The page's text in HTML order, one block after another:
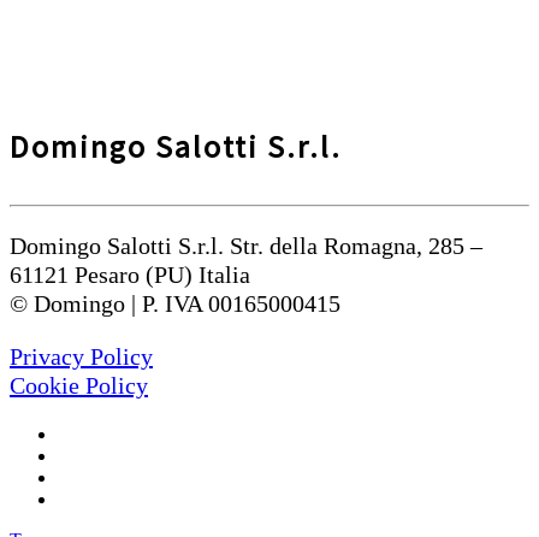
Domingo Salotti S.r.l.
Domingo Salotti S.r.l. Str. della Romagna, 285 –
61121 Pesaro (PU) Italia
© Domingo | P. IVA 00165000415
Privacy Policy
Cookie Policy